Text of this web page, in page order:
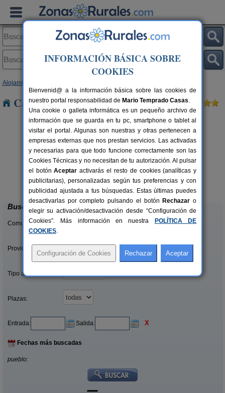
Alojamientos
Casas Rurales cerca de La Joyosa
6+4 pers.
desde35 €
Casa Rural Cuenta La Leyenda
Bulbuente (Zaragoza)
Buscar
Comunidades:
Provincias/Islas:
Tipo alquiler:
Plazas:
Entrada: Salida: X
Fechas más buscadas
pueblo:
INFORMACIÓN BÁSICA SOBRE
COOKIES
Bienvenid@ a la información básica sobre las cookies de
nuestro portal responsabilidad de Mario Temprado Casas.
Una cookie o galleta informática es un pequeño archivo de
información que se guarda en tu pc, smartphone o tablet al
visitar el portal. Algunas son nuestras y otras pertenecen a
empresas externas que nos prestan servicios. Las activadas
y necesarias para que todo funcione correctamente son las
Cookies Técnicas y no necesitan de tu autorización. Al pulsar
el botónAceptar activarás el resto de cookies (analíticas y
publicitarias), personalizadas según tus preferencias y con
publicidad ajustada a tus búsquedas. Estas últimas puedes
desactivarlas por completo pulsando el botón Rechazar o
elegir su activación/desactivación desde “Configuración de
Cookies”. Más información en nuestra
POLÍTICA DE
COOKIES.